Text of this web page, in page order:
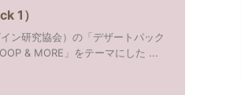
1）
ン研究協会）の「デザートパック
& MORE」をテーマにした ...